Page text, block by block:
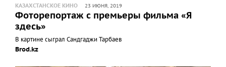
КАЗАХСТАНСКОЕ КИНО 23 ИЮНЯ, 2019
Фоторепортаж с премьеры фильма «Я
здесь»
В картине сыграл Сандгаджи Тарбаев
Brod.kz